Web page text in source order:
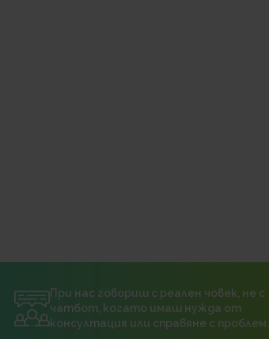
При нас говориш с реален човек, не с
чатбот, когато имаш нужда от
консултация или справяне с проблем.